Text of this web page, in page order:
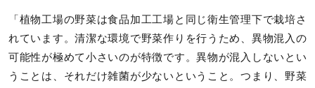
「植物工場の野菜は食品加工工場と同じ衛生管理下で栽培さ
れています。清潔な環境で野菜作りを行うため、異物混入の
可能性が極めて小さいのが特徴です。異物が混入しないとい
うことは、それだけ雑菌が少ないということ。つまり、野菜